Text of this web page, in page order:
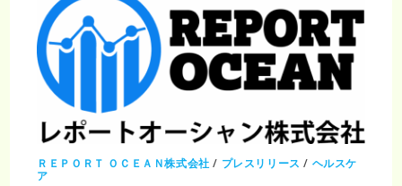
ビ
ス
市
場
調
査
レ
ポ
｜
2035
年
773
億
ＲＥＰＯＲＴ ＯＣＥＡＮ株式会社 / プレスリリース / ヘルスケ
ア